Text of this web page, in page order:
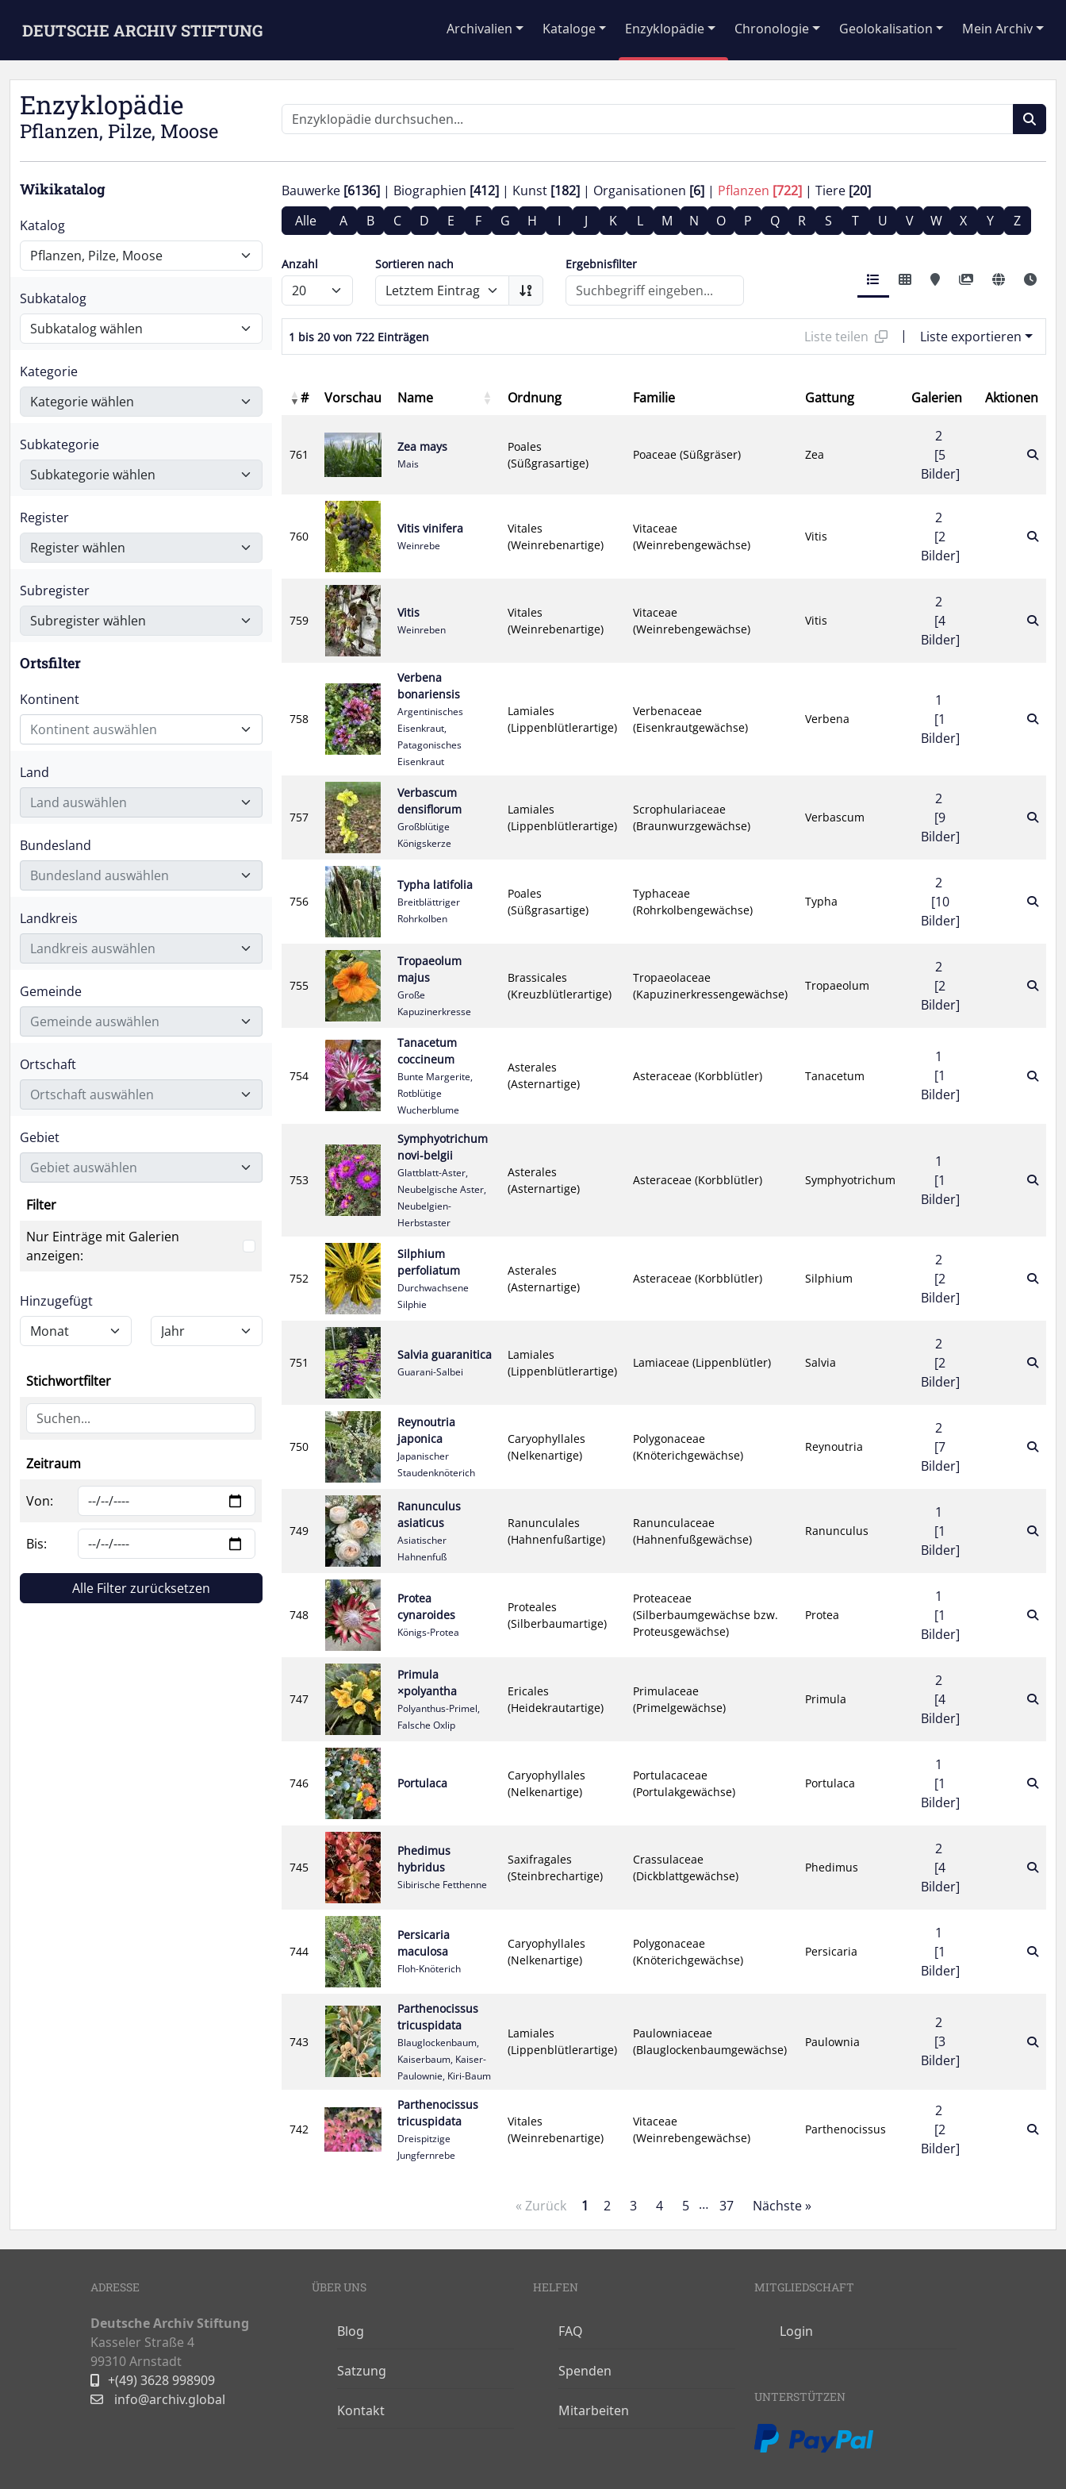
DEUTSCHE ARCHIV STIFTUNG Archivalien Kataloge Enzyklopädie Chronologie Geolokalisation Mein Archiv
Enzyklopädie
Pflanzen, Pilze, Moose
Wikikatalog
Katalog
Subkatalog
Kategorie
Subkategorie
Register
Subregister
Ortsfilter
Kontinent
Kontinent auswählen
Land
Land auswählen
Bundesland
Bundesland auswählen
Landkreis
Landkreis auswählen
Gemeinde
Gemeinde auswählen
Ortschaft
Ortschaft auswählen
Gebiet
Gebiet auswählen
Filter
Nur Einträge mit Galerien
anzeigen:
Hinzugefügt
Stichwortfilter
Zeitraum
Von:
Bis:
Alle Filter zurücksetzen
Bauwerke [6136] Biographien [412] Kunst [182] Organisationen [6] Pflanzen [722] Tiere [20]
Alle
A B C D E F G H I J K L M N O P Q R S T U V W X Y Z
Anzahl Sortieren nach Ergebnisfilter
1 bis 20 von 722 Einträgen Liste teilen | Liste exportieren
# Vorschau Name Ordnung Familie Gattung Galerien Aktionen
761
Zea mays
Mais
Poales
(Süßgrasartige)
Poaceae (Süßgräser) Zea
2
[5
Bilder]
760
Vitis vinifera
Weinrebe
Vitales
(Weinrebenartige)
Vitaceae
(Weinrebengewächse)
Vitis
2
[2
Bilder]
759
Vitis
Weinreben
Vitales
(Weinrebenartige)
Vitaceae
(Weinrebengewächse)
Vitis
2
[4
Bilder]
758
Verbena
bonariensis
Argentinisches
Eisenkraut,
Patagonisches
Eisenkraut
Lamiales
(Lippenblütlerartige)
Verbenaceae
(Eisenkrautgewächse)
Verbena
1
[1
Bilder]
757
Verbascum
densiflorum
Großblütige
Königskerze
Lamiales
(Lippenblütlerartige)
Scrophulariaceae
(Braunwurzgewächse)
Verbascum
2
[9
Bilder]
756
Typha latifolia
Breitblättriger
Rohrkolben
Poales
(Süßgrasartige)
Typhaceae
(Rohrkolbengewächse)
Typha
2
[10
Bilder]
755
Tropaeolum
majus
Große
Kapuzinerkresse
Brassicales
(Kreuzblütlerartige)
Tropaeolaceae
(Kapuzinerkressengewächse)
Tropaeolum
2
[2
Bilder]
754
Tanacetum
coccineum
Bunte Margerite,
Rotblütige
Wucherblume
Asterales
(Asternartige)
Asteraceae (Korbblütler) Tanacetum
1
[1
Bilder]
753
Symphyotrichum
novi-belgii
Glattblatt-Aster,
Neubelgische Aster,
Neubelgien-
Herbstaster
Asterales
(Asternartige)
Asteraceae (Korbblütler) Symphyotrichum
1
[1
Bilder]
752
Silphium
perfoliatum
Durchwachsene
Silphie
Asterales
(Asternartige)
Asteraceae (Korbblütler) Silphium
2
[2
Bilder]
751
Salvia guaranitica
Guarani-Salbei
Lamiales
(Lippenblütlerartige)
Lamiaceae (Lippenblütler) Salvia
2
[2
Bilder]
750
Reynoutria
japonica
Japanischer
Staudenknöterich
Caryophyllales
(Nelkenartige)
Polygonaceae
(Knöterichgewächse)
Reynoutria
2
[7
Bilder]
749
Ranunculus
asiaticus
Asiatischer
Hahnenfuß
Ranunculales
(Hahnenfußartige)
Ranunculaceae
(Hahnenfußgewächse)
Ranunculus
1
[1
Bilder]
748
Protea
cynaroides
Königs-Protea
Proteales
(Silberbaumartige)
Proteaceae
(Silberbaumgewächse bzw.
Proteusgewächse)
Protea
1
[1
Bilder]
747
Primula
×polyantha
Polyanthus-Primel,
Falsche Oxlip
Ericales
(Heidekrautartige)
Primulaceae
(Primelgewächse)
Primula
2
[4
Bilder]
746 Portulaca
Caryophyllales
(Nelkenartige)
Portulacaceae
(Portulakgewächse)
Portulaca
1
[1
Bilder]
745
Phedimus
hybridus
Sibirische Fetthenne
Saxifragales
(Steinbrechartige)
Crassulaceae
(Dickblattgewächse)
Phedimus
2
[4
Bilder]
744
Persicaria
maculosa
Floh-Knöterich
Caryophyllales
(Nelkenartige)
Polygonaceae
(Knöterichgewächse)
Persicaria
1
[1
Bilder]
743
Parthenocissus
tricuspidata
Blauglockenbaum,
Kaiserbaum, Kaiser-
Paulownie, Kiri-Baum
Lamiales
(Lippenblütlerartige)
Paulowniaceae
(Blauglockenbaumgewächse)
Paulownia
2
[3
Bilder]
742
Parthenocissus
tricuspidata
Dreispitzige
Jungfernrebe
Vitales
(Weinrebenartige)
Vitaceae
(Weinrebengewächse)
Parthenocissus
2
[2
Bilder]
« Zurück 1 2 3 4 5 … 37 Nächste »
ADRESSE
Deutsche Archiv Stiftung
Kasseler Straße 4
99310 Arnstadt
+(49) 3628 998909
info@archiv.global
ÜBER UNS
Blog
Satzung
Kontakt
HELFEN
FAQ
Spenden
Mitarbeiten
MITGLIEDSCHAFT
Login
UNTERSTÜTZEN